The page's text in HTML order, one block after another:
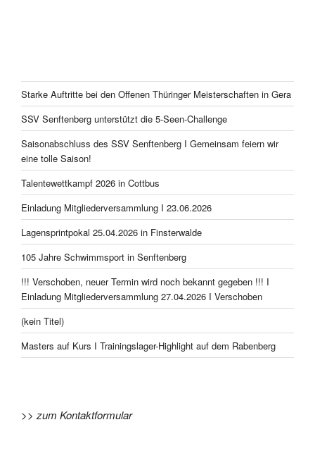
Starke Auftritte bei den Offenen Thüringer Meisterschaften in Gera
SSV Senftenberg unterstützt die 5-Seen-Challenge
Saisonabschluss des SSV Senftenberg I Gemeinsam feiern wir
eine tolle Saison!
Talentewettkampf 2026 in Cottbus
Einladung Mitgliederversammlung I 23.06.2026
Lagensprintpokal 25.04.2026 in Finsterwalde
105 Jahre Schwimmsport in Senftenberg
!!! Verschoben, neuer Termin wird noch bekannt gegeben !!! I
Einladung Mitgliederversammlung 27.04.2026 I Verschoben
(kein Titel)
Masters auf Kurs I Trainingslager-Highlight auf dem Rabenberg
>> zum Kontaktformular